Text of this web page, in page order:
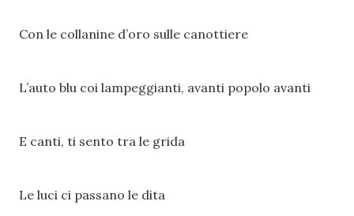
Con le collanine d’oro sulle canottiere
L’auto blu coi lampeggianti, avanti popolo avanti
E canti, ti sento tra le grida
Le luci ci passano le dita